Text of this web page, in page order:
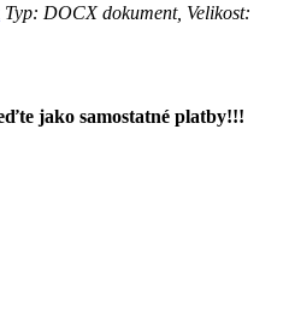
Typ: DOCX dokument, Velikost:
jako samostatné platby!!!